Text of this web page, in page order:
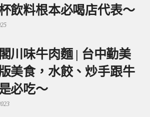
飲料根本必喝店代表～
川味牛肉麵 | 台中勤美
美食，水餃、炒手跟牛
必吃～